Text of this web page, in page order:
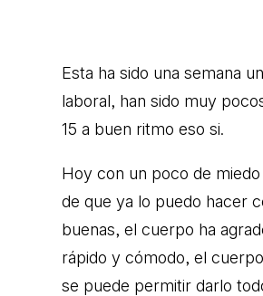
Esta ha sido una semana
laboral, han sido muy
15 a buen ritmo eso si.
Hoy con un poco de
de que ya lo puedo hacer
buenas, el cuerpo ha
rápido y cómodo, el
se puede permitir darlo